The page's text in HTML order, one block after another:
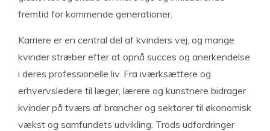
fremtid for kommende generationer.
Karriere er en central del af kvinders vej, og mange
kvinder stræber efter at opnå succes og anerkendelse
i deres professionelle liv. Fra iværksættere og
erhvervsledere til læger, lærere og kunstnere bidrager
kvinder på tværs af brancher og sektorer til økonomisk
vækst og samfundets udvikling. Trods udfordringer